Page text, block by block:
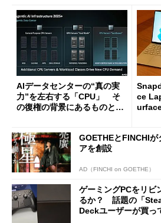
AIデータセンターの“真の実
力”を左右する「CPU」 そ
の復権の背景にあるものと
ce
た
GOETHEとFINCHIが
アを創設
AD（FINCHI on GOETHE）
ゲーミングPCをリビ
るか？ 話題の「
Deckユーザーが買っ